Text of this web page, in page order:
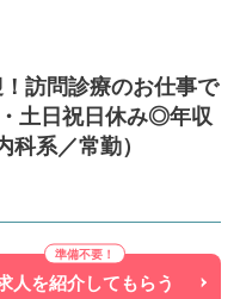
訪問診療のお仕事で
土日祝日休み◎年収
系／常勤）
人を紹介してもらう